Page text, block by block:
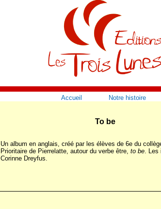
Accueil Notre histoire
To be
Un album en anglais, créé par les élèves de 6e du
Prioritaire de Pierrelatte, autour du verbe être, to be. Les
Corinne Dreyfus.